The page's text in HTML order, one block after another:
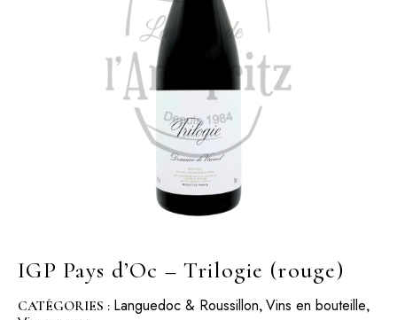
IGP Pays d’Oc – Trilogie (rouge)
CATÉGORIES : Languedoc & Roussillon, Vins en bouteille,